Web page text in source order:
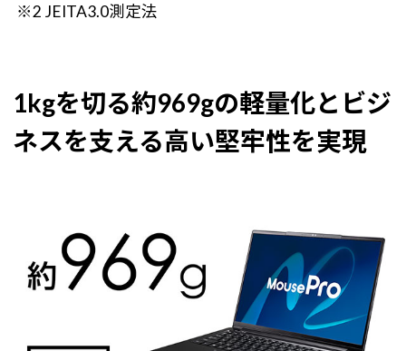
※2 JEITA3.0測定法
1kgを切る約969gの軽量化とビジ
ネスを支える高い堅牢性を実現